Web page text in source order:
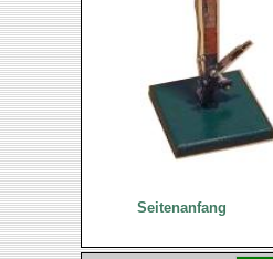
Seitenanfang